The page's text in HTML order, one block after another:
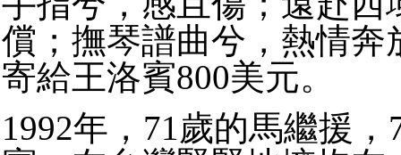
償； 撫琴譜曲兮，熱情奔
寄給王洛賓800美元。
1992年， 71歲的馬繼援，